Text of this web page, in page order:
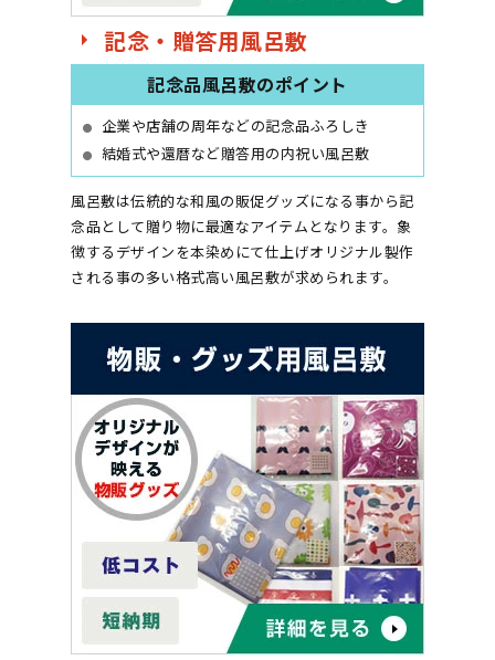
記念・贈答用風呂敷
記念品風呂敷のポイント
企業や店舗の周年などの記念品ふろしき
結婚式や還暦など贈答用の内祝い風呂敷
風呂敷は伝統的な和風の販促グッズになる事から記
念品として贈り物に最適なアイテムとなります。象
徴するデザインを本染めにて仕上げオリジナル製作
される事の多い格式高い風呂敷が求められます。